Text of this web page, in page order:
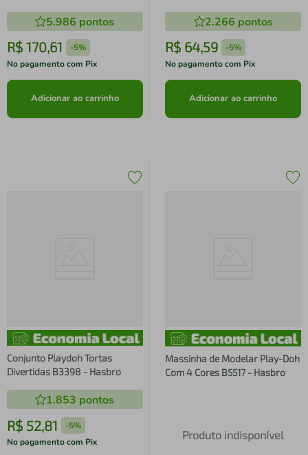
5.986 pontos
R$ 170,61 -5%
No pagamento com Pix
Adicionar ao carrinho
2.266 pontos
R$ 64,59 -5%
No pagamento com Pix
Adicionar ao carrinho
Conjunto Playdoh Tortas
Divertidas B3398 - Hasbro
1.853 pontos
R$ 52,81 -5%
No pagamento com Pix
Massinha de Modelar Play-Doh
Com 4 Cores B5517 - Hasbro
Produto indisponível